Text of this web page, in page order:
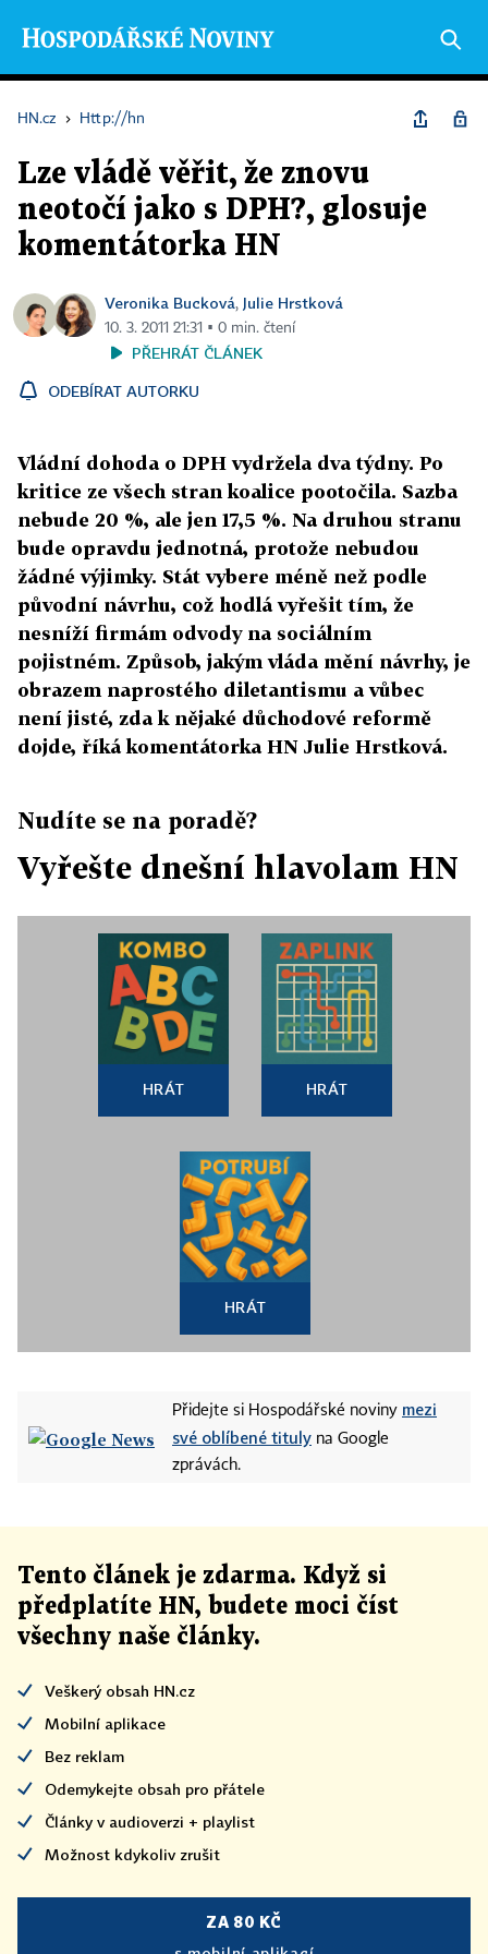
HN.cz › Http://hn
Lze vládě věřit, že znovu
neotočí jako s DPH?, glosuje
komentátorka HN
Veronika Bucková, Julie Hrstková
10. 3. 2011 21:31 ▪ 0 min. čtení
PŘEHRÁT ČLÁNEK
ODEBÍRAT AUTORKU
Vládní dohoda o DPH vydržela dva týdny. Po
kritice ze všech stran koalice pootočila. Sazba
nebude 20 %, ale jen 17,5 %. Na druhou stranu
bude opravdu jednotná, protože nebudou
žádné výjimky. Stát vybere méně než podle
původní návrhu, což hodlá vyřešit tím, že
nesníží firmám odvody na sociálním
pojistném. Způsob, jakým vláda mění návrhy, je
obrazem naprostého diletantismu a vůbec
není jisté, zda k nějaké důchodové reformě
dojde, říká komentátorka HN Julie Hrstková.
Nudíte se na poradě?
Vyřešte dnešní hlavolam HN
HRÁT HRÁT
HRÁT
Přidejte si Hospodářské noviny mezi
své oblíbené tituly na Google
zprávách.
Tento článek je zdarma. Když si
předplatíte HN, budete moci číst
všechny naše články.
Veškerý obsah HN.cz
Mobilní aplikace
Bez reklam
Odemykejte obsah pro přátele
Články v audioverzi + playlist
Možnost kdykoliv zrušit
ZA 80 KČ